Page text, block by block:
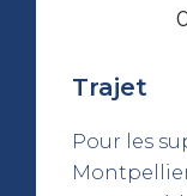
Trajet
Pour les